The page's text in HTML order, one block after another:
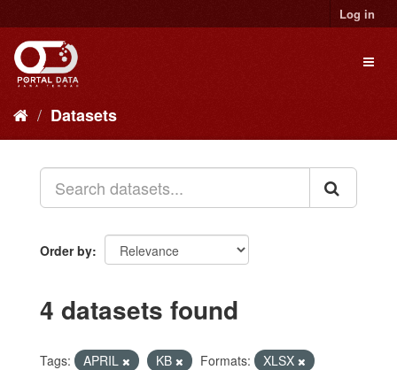
to
content
Log in
Datasets
Order by
4 datasets found
Tags: APRIL KB Formats:
XLSX